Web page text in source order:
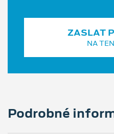
ZASLAT
NA
Podrobné